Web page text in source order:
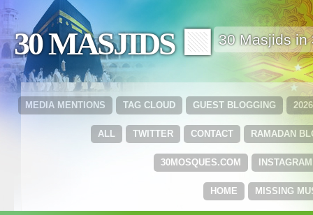
30 MASJIDS 🟩 30 Masjids in
GUEST BLOGGING
TAG CLOUD
MEDIA MENTIONS
RAMADAN
CONTACT
TWITTER
ALL
INSTAGRAM
30MOSQUES.COM
MISSING
HOME